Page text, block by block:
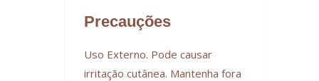
Precauções
Uso Externo. Pode causar
irritação cutânea. Mantenha fora